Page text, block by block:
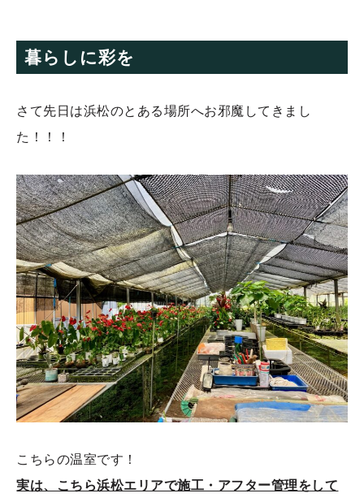
暮らしに彩を
さて先日は浜松のとある場所へお邪魔してきまし
た！！！
こちらの温室です！
実は、こちら浜松エリアで施工・アフター管理をして